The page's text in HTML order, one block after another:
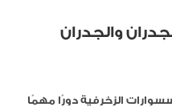
والجدران
الزخرفية دورًا مهمًا